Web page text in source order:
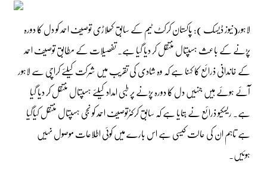
لاہور(نیوز ڈیسک ): پاکستان کرکٹ ٹیم کے سابق کھلاڑی توصیف احمد کو دل کا دورہ
پڑنے کے باعث ہسپتال منتقل کر دیا گیا ہے۔ تفصیلات کے مطابق توصیف احمد
کے خاندانی ذرائع کا کہنا ہے کہ وہ شادی کی تقریب میں شرکت کیلئے کراچی سے لاہور
آئے ہوئے ہیں جنہیں دل کا دورہ پڑنے پر طبی امداد کیلئے ہسپتال منتقل کر دیا گیا
ہے۔ ریسکیو ذرائع نے بتایا ہے کہ سابق کرکٹرتوصیف احمد کو نجی ہسپتال منتقل کیاگیا
ہے تاہم ان کی حالت کیسی ہے اس بارے میں کوئی اطلاعات موصول نہیں
ہوئیں۔